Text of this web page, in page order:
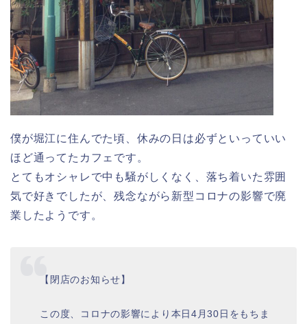
僕が堀江に住んでた頃、休みの日は必ずといっていい
ほど通ってたカフェです。
とてもオシャレで中も騒がしくなく、落ち着いた雰囲
気で好きでしたが、残念ながら新型コロナの影響で廃
業したようです。
【閉店のお知らせ】
この度、コロナの影響により本日4月30日をもちま